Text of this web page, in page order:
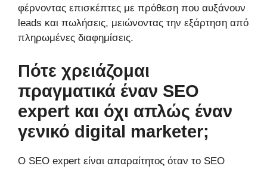
φέρνοντας επισκέπτες με πρόθεση που αυξάνουν
leads και πωλήσεις, μειώνοντας την εξάρτηση από
πληρωμένες διαφημίσεις.
Πότε χρειάζομαι
πραγματικά έναν SEO
expert και όχι απλώς έναν
γενικό digital marketer;
Ο SEO expert είναι απαραίτητος όταν το SEO